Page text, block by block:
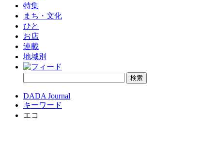
特集
まち・文化
ひと
お店
連載
地域別
DADA Journal
キーワード
エコ